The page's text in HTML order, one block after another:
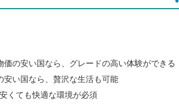
価の安い国なら、グレードの高い体験ができる
安い国なら、贅沢な生活も可能
くても快適な環境が必須